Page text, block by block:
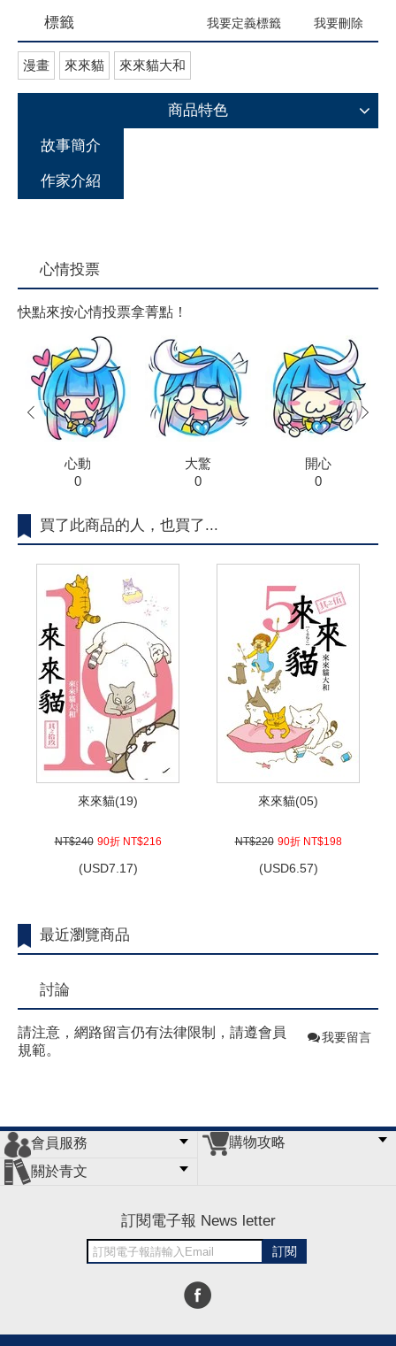
標籤 我要定義標籤 我要刪除
漫畫 來來貓 來來貓大和
商品特色
故事簡介
作家介紹
心情投票
快點來按心情投票拿菁點！
心動
0
大驚
0
開心
0
prev next
買了此商品的人，也買了...
來來貓(19)
NT$240 90折 NT$216
(USD7.17)
來來貓(05)
NT$220 90折 NT$198
(USD6.57)
最近瀏覽商品
討論
請注意，網路留言仍有法律限制，請遵會員
規範。
我要留言
會員服務
會員辦法
客服信箱
隱私條款
網站導覽
購物攻略
關於青文
訂閱電子報 News letter
訂閱